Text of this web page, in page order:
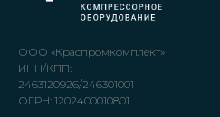
ООО «Краспромкомплект»
ИНН/КПП:
2463120926/246301001
ОГРН: 1202400010801